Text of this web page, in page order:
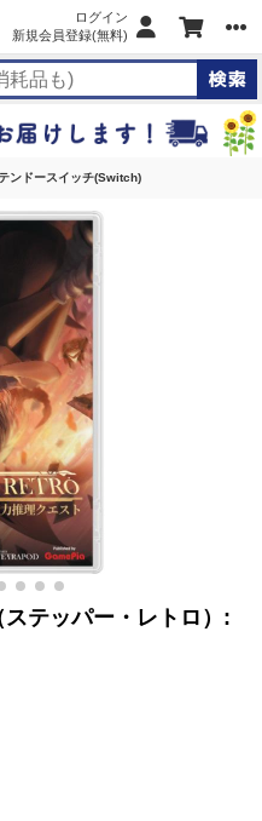
ログイン
新規会員登録(無料)
ンドースイッチ(Switch)
テッパー・レトロ）: